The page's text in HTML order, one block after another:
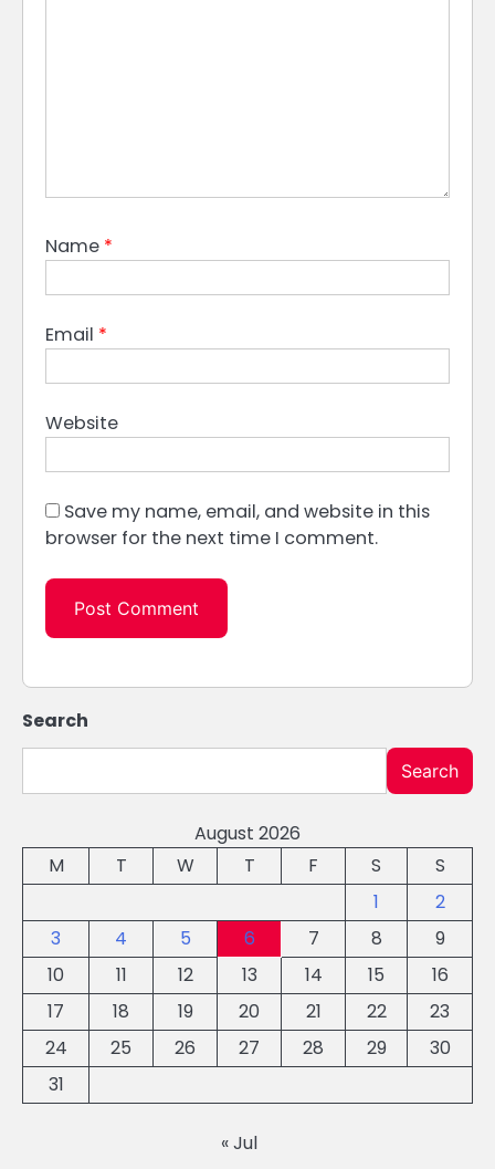
Name *
Email *
Website
Save my name, email, and website in this
browser for the next time I comment.
Search
Search
August 2026
M
T W T F S
S
1
2
3
4 5 6 7 8
9
10
11 12 13 14 15
16
17
18 19 20 21 22
23
24
25 26 27 28 29
30
31
« Jul